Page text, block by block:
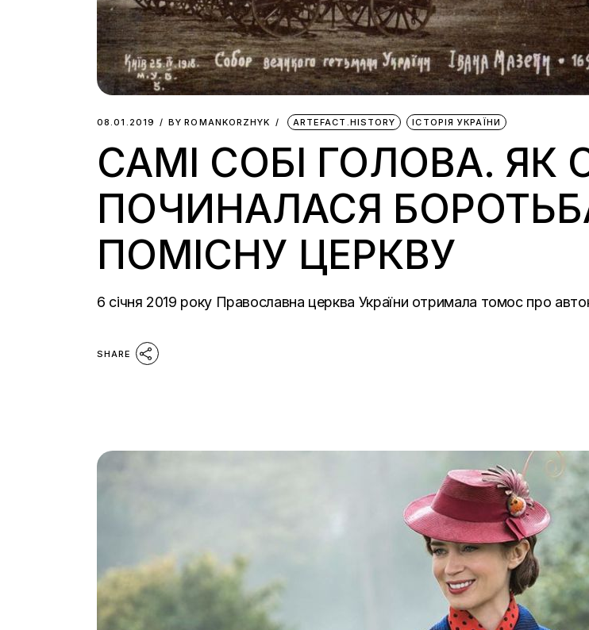
08.01.2019 BY ROMANKORZHYK ARTEFACT.HISTORY ІСТОРІЯ УКРАЇНИ
САМІ СОБІ ГОЛОВА. ЯК
ПОЧИНАЛАСЯ
ПОМІСНУ ЦЕРКВУ
6 січня 2019 року Православна церква України отримала томос про
SHARE